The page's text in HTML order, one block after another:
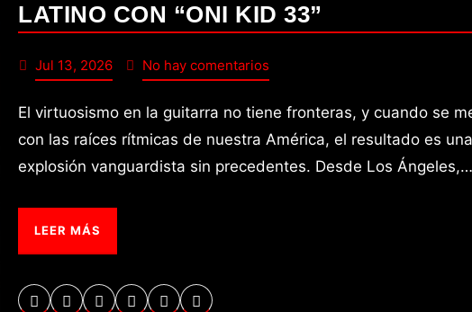
LATINO CON “ONI KID 33”
Jul 13, 2026 No hay comentarios
El virtuosismo en la guitarra no tiene fronteras, y cuando se mezcla
con las raíces rítmicas de nuestra América, el resultado es
explosión vanguardista sin precedentes. Desde Los
LEER MÁS